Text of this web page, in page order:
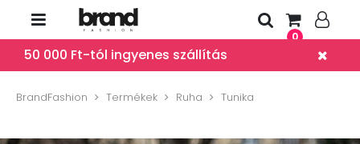
0
50 000 Ft-tól ingyenes szállítás
BrandFashion Termékek Ruha Tunika